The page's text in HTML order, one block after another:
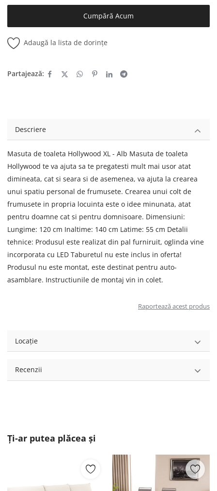
Cumpără Acum
Adaugă la lista de dorințe
Partajează:
Descriere
Masuta de toaleta Hollywood XL - Alb Masuta de toaleta
Hollywood te va ajuta sa te pregatesti mult mai usor atat
dimineata, cat si seara si de asemenea, va ajuta la crearea
unui spatiu personal de frumusete. Crearea unui colt de
frumusete in propria locuinta este o idee minunata, atat
pentru doamne cat si pentru domnisoare. Dimensiuni:
Lungime: 120 cm Inaltime: 140 cm Latime: 55 cm Detalii
tehnice: Produsul este realizat din pal furniruit, oglinda vine
incorporata cu LED Taburetul nu este inclus in oferta!
Produsul nu este montat, este destinat pentru auto-
asamblare. Instructiunile de montaj vin in colet.
Raportează acest produs
Locație
Recenzii
Ți-ar putea plăcea și